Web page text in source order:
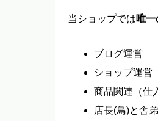
当ショップでは唯一
ブログ運営
ショップ運営
商品関連（仕
店長(鳥)と舎